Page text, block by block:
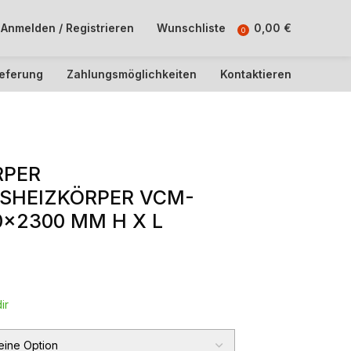
Anmelden / Registrieren Wunschliste 0 0,00 €
Zahlungsmöglichkeiten Kontaktieren
VCM-
MM H X L